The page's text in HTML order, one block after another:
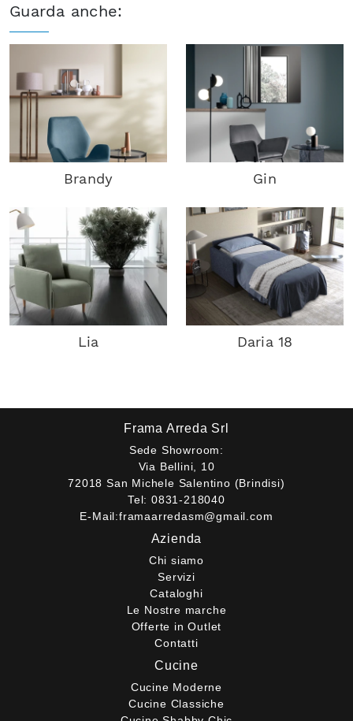
Guarda anche:
Brandy Gin
Lia Daria 18
Frama Arreda Srl
Sede Showroom:
Via Bellini, 10
72018 San Michele Salentino (Brindisi)
Tel: 0831-218040
E-Mail:framaarredasm@gmail.com
Azienda
Chi siamo
Servizi
Cataloghi
Le Nostre marche
Offerte in Outlet
Contatti
Cucine
Cucine Moderne
Cucine Classiche